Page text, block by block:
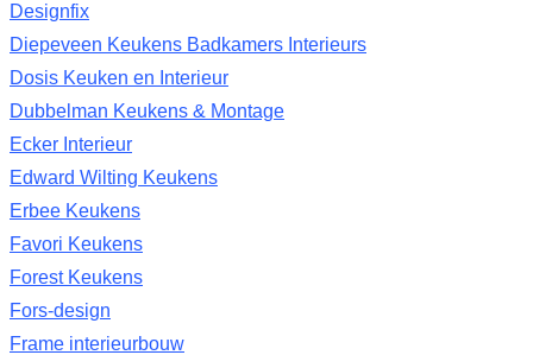
Designfix
Diepeveen Keukens Badkamers Interieurs
Dosis Keuken en Interieur
Dubbelman Keukens & Montage
Ecker Interieur
Edward Wilting Keukens
Erbee Keukens
Favori Keukens
Forest Keukens
Fors-design
Frame interieurbouw